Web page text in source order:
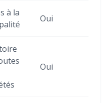
à la
Oui
Oui